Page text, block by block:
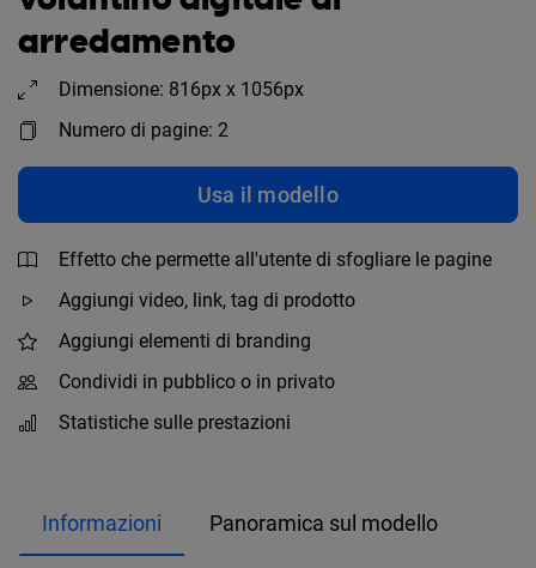
arredamento
Dimensione: 816px x 1056px
Numero di pagine: 2
Usa il modello
Effetto che permette all'utente di sfogliare le pagine
Aggiungi video, link, tag di prodotto
Aggiungi elementi di branding
Condividi in pubblico o in privato
Statistiche sulle prestazioni
Informazioni Panoramica sul modello